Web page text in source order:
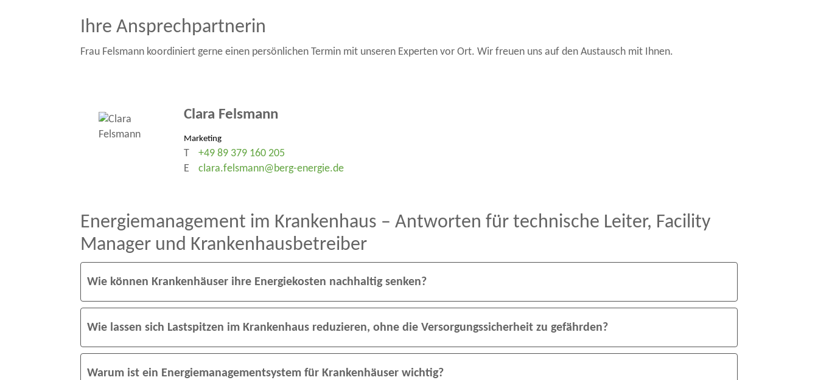
Ihre Ansprechpartnerin
Frau Felsmann koordiniert gerne einen persönlichen Termin mit unseren Experten vor Ort. Wir freuen uns auf den Austausch mit Ihnen.
Clara Felsmann
Marketing
T
+49 89 379 160 205
E
clara.felsmann@berg-energie.de
Energiemanagement im Krankenhaus – Antworten für technische Leiter, Facility
Manager und Krankenhausbetreiber
Wie können Krankenhäuser ihre Energiekosten nachhaltig senken?
Wie lassen sich Lastspitzen im Krankenhaus reduzieren, ohne die Versorgungssicherheit zu gefährden?
Warum ist ein Energiemanagementsystem für Krankenhäuser wichtig?